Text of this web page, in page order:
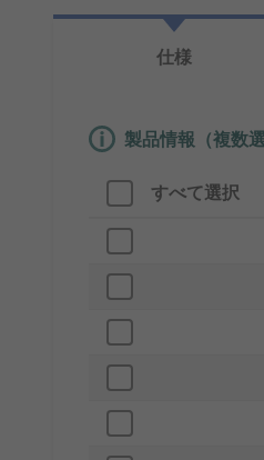
仕様
製品情報（複数
すべて選択